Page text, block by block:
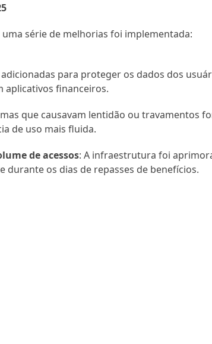
série de melhorias foi implementada:
para proteger os dados dos
aplicativos financeiros.
que causavam lentidão ou travamentos
de uso mais fluida.
de acessos: A infraestrutura foi
durante os dias de repasses de benefícios.